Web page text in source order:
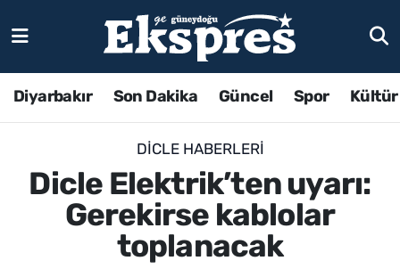
Diyarbakır Son Dakika Güncel Spor
DICLE HABERLERI
Dicle Elektrik’ten uyarı:
Gerekirse kablolar
toplanacak